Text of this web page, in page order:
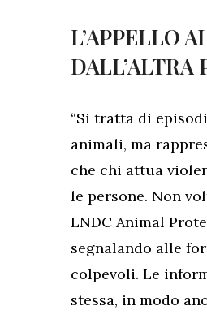
L’APPELLO
DALL’ALTRA
“Si tratta di
animali, ma
che chi attua
le persone. Non
LNDC Animal
segnalando alle
colpevoli. Le
stessa, in modo